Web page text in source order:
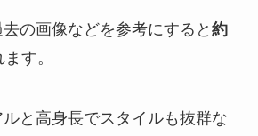
の画像などを参考にすると 約
す。
と高身長でスタイルも抜群な